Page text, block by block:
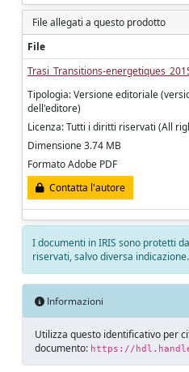
File allegati a questo prodotto
File
Trasi_Transitions-
Tipologia: Versione editoriale
dell'editore)
Licenza: Tutti i diritti riservati (All
Dimensione 3.74 MB
Formato Adobe PDF
Contatta l'autore
I documenti in IRIS sono protetti
riservati, salvo diversa indicazione.
Informazioni
Utilizza questo identificativo per
documento: https://